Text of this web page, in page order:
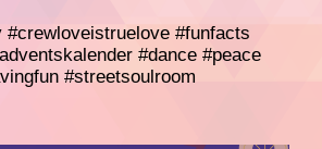
#crewloveistruelove #funfacts
#dance #peace
#streetsoulroom